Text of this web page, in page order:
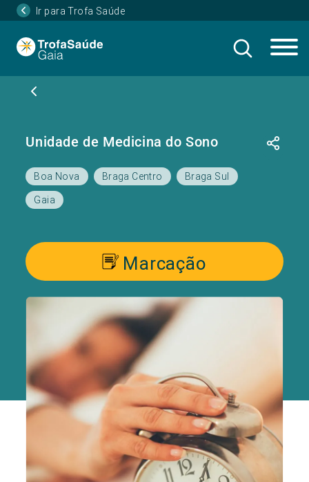
Ir para Trofa Saúde
Unidade de Medicina do Sono
Boa Nova Braga Centro
Braga Sul
Gaia
Marcação